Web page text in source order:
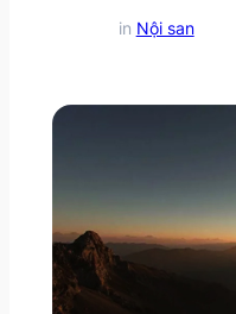
in Nội san